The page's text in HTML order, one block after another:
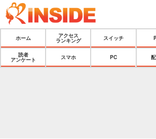
ホーム
アクセス
ランキング
スイッチ
読者
アンケート
スマホ PC